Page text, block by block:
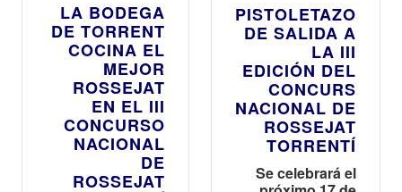
LA BODEGA
DE TORRENT
COCINA EL
MEJOR
ROSSEJAT
EN EL III
CONCURSO
NACIONAL
DE
ROSSEJAT
PISTOLETAZO
DE SALIDA A
LA III
EDICIÓN DEL
CONCURS
NACIONAL DE
ROSSEJAT
TORRENTÍ
Se celebrará el